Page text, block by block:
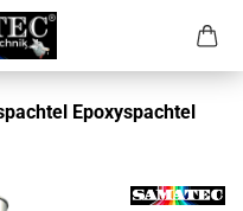
Epoxyspachtel